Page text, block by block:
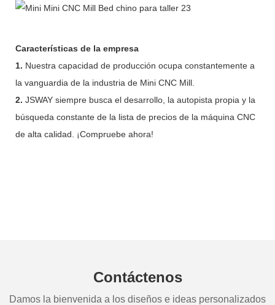
Características de la empresa
1. Nuestra capacidad de producción ocupa constantemente a
la vanguardia de la industria de Mini CNC Mill.
2. JSWAY siempre busca el desarrollo, la autopista propia y la
búsqueda constante de la lista de precios de la máquina CNC
de alta calidad. ¡Compruebe ahora!
Contáctenos
Damos la bienvenida a los diseños e ideas personalizados